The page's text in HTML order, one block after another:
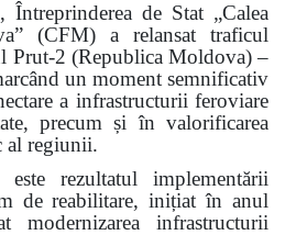
de Stat „Calea
(CFM) a relansat traficul
Prut-2 (Republica Moldova) –
un moment semnificativ
a infrastructurii feroviare
precum și în valorificarea
al regiunii.
este rezultatul implementării
de reabilitare, inițiat în anul
infrastructurii